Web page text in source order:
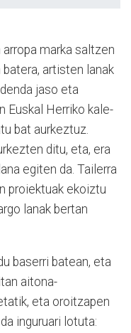
marka saltzen
artisten lanak
jaso eta
Euskal Herriko kale-
bat aurkeztuz.
ditu, eta, era
egiten da. Tailerra
proiektuak ekoiztu
lanak bertan
baserri batean, eta
aitona-
eta oroitzapen
inguruari lotuta: